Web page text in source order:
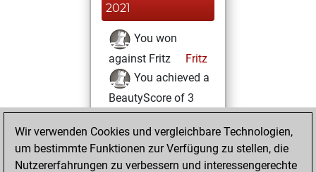
2021
You won
against Fritz
Fritz
You achieved a
BeautyScore of 3
You achieved a
new Elo of 1612
You created
Wir verwenden Cookies und vergleichbare Technologien,
um bestimmte Funktionen zur Verfügung zu stellen, die
Nutzererfahrungen zu verbessern und interessengerechte